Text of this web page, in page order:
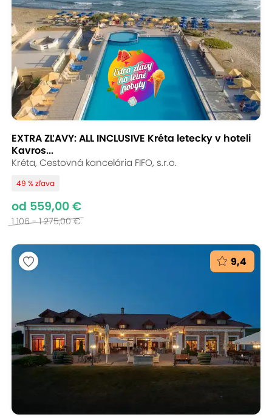
EXTRA ZĽAVY: ALL INCLUSIVE Kréta letecky v hoteli
Kavros...
Kréta, Cestovná kancelária FIFO, s.r.o.
49 % zľava
od 559,00 €
1 106 - 1 275,00 €
9,4